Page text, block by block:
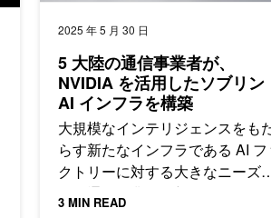
2025 年 5 月 30 日
5 大陸の通信事業者が、
NVIDIA を活用したソブリン
AI インフラを構築
大規模なインテリジェンスをも
らす新たなインフラである AI フ
クトリーに対する大きなニーズ
は、通信企業にも新たなビジネス
3 MIN READ